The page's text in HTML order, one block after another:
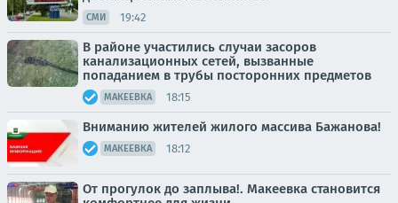
СМИ 19:42
В районе участились случаи засоров
канализационных сетей, вызванные
попаданием в трубы посторонних предметов
МАКЕЕВКА 18:15
Вниманию жителей жилого массива Бажанова!
МАКЕЕВКА 18:12
От прогулок до заплыва!. Макеевка становится